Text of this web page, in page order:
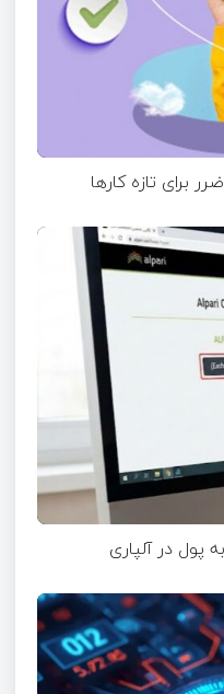
برای تازه ‌کارها
پول در آلپاری